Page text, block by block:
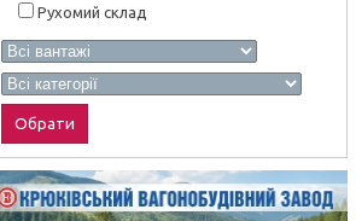
Рухомий склад